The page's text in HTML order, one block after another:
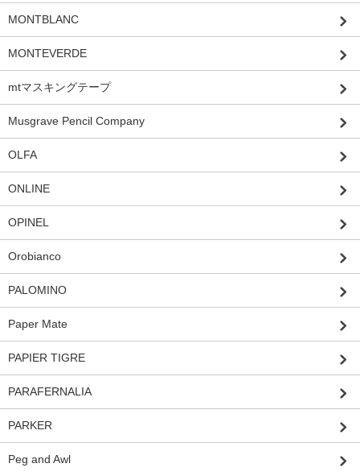
MONTBLANC
MONTEVERDE
mtマスキングテープ
Musgrave Pencil Company
OLFA
ONLINE
OPINEL
Orobianco
PALOMINO
Paper Mate
PAPIER TIGRE
PARAFERNALIA
PARKER
Peg and Awl